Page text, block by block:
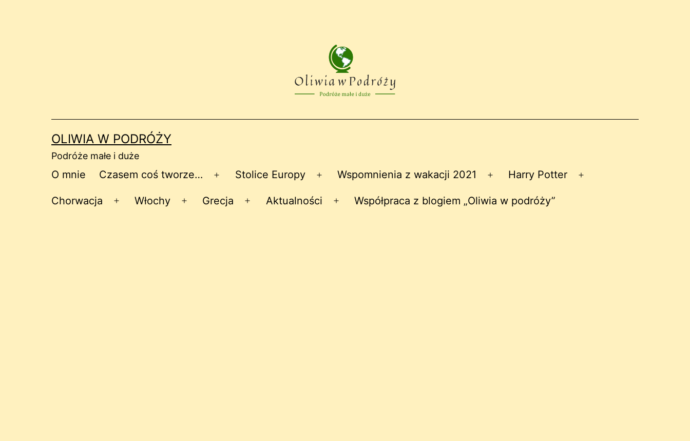
OLIWIA W PODRÓŻY
Podróże małe i duże
O mnie Czasem coś tworze…
Rozwiń
menu
Stolice Europy
Rozwiń
menu
Wspomnienia z wakacji 2021
Rozwiń
menu
Harry Potter
Chorwacja
Rozwiń
Włochy
Rozwiń
Grecja
Rozwiń
Aktualności
Rozwiń
Współpraca z blogiem „Oliwia w podróży”